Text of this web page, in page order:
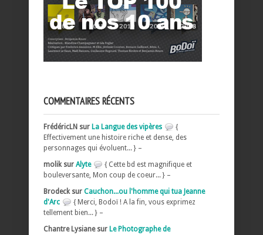
COMMENTAIRES RÉCENTS
FrédéricLN sur La Langue des vipères
{
Effectivement une histoire riche et dense, des
personnages qui évoluent... } –
molik sur Alyte
{ Cette bd est magnifique et
bouleversante, Mon coup de coeur... } –
Brodeck sur Cauchon...ou l'homme qui tua Jeanne
d'Arc
{ Merci, Bodoï ! A la fin, vous exprimez
tellement bien... } –
Chantre Lysiane sur Le Photographe de